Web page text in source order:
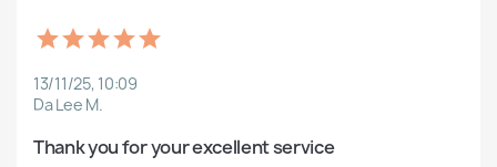
13/11/25, 10:09
Da Lee M.
Thank you for your excellent service